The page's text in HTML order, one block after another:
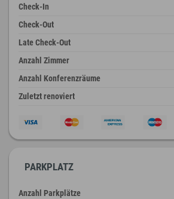
Check-In
Check-Out
Late Check-Out
Anzahl Zimmer
Anzahl Konferenzräume
Zuletzt renoviert
PARKPLATZ
Anzahl Parkplätze